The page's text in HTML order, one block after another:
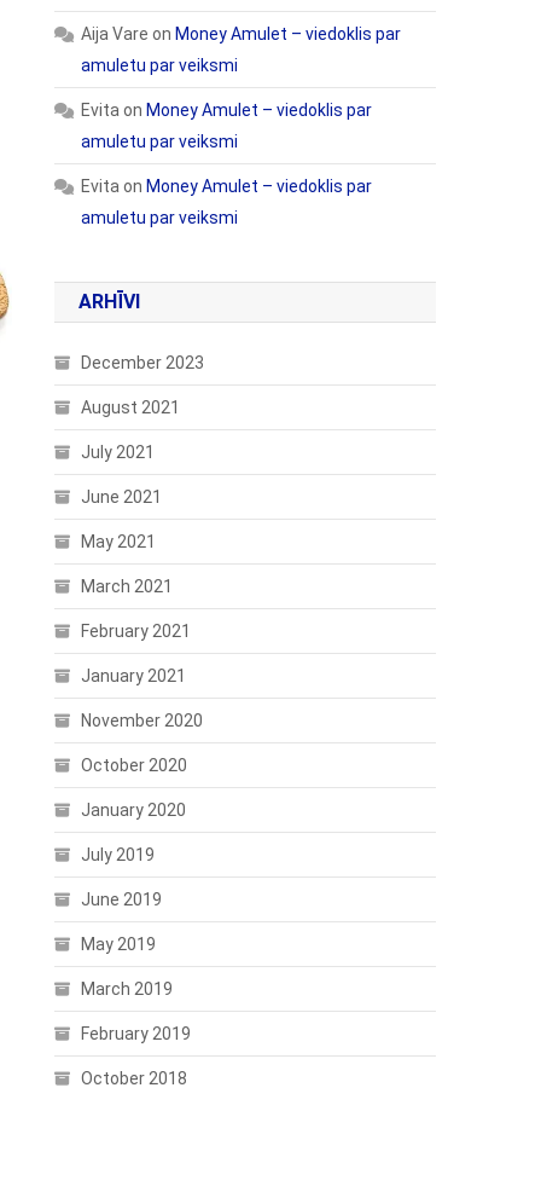
Aija Vare on Money Amulet – viedoklis par
amuletu par veiksmi
Evita on Money Amulet – viedoklis par
amuletu par veiksmi
Evita on Money Amulet – viedoklis par
amuletu par veiksmi
ARHĪVI
December 2023
August 2021
July 2021
June 2021
May 2021
March 2021
February 2021
January 2021
November 2020
October 2020
January 2020
July 2019
June 2019
May 2019
March 2019
February 2019
October 2018